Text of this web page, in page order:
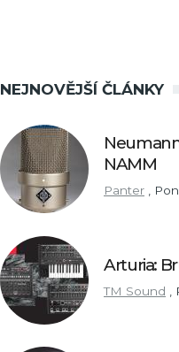
NEJNOVĚJŠÍ ČLÁNKY
NAMM
Panter ,
Arturia:
TM Sound